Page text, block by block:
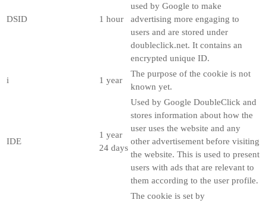
DSID 1 hour
used by Google to make
advertising more engaging to
users and are stored under
doubleclick.net. It contains an
encrypted unique ID.
i 1 year
The purpose of the cookie is not
known yet.
IDE
1 year
24 days
Used by Google DoubleClick and
stores information about how the
user uses the website and any
other advertisement before visiting
the website. This is used to present
users with ads that are relevant to
them according to the user profile.
The cookie is set by